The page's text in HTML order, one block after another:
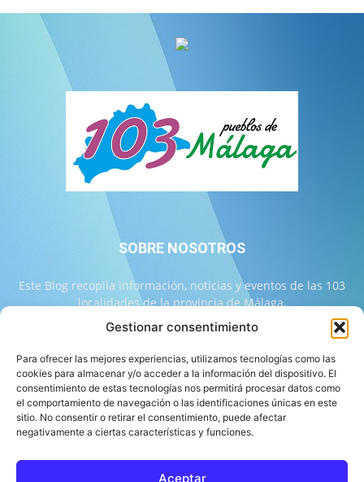
Gestionar consentimiento
Para ofrecer las mejores experiencias, utilizamos tecnologías como las
cookies para almacenar y/o acceder a la información del dispositivo. El
consentimiento de estas tecnologías nos permitirá procesar datos como
el comportamiento de navegación o las identificaciones únicas en este
sitio. No consentir o retirar el consentimiento, puede afectar
negativamente a ciertas características y funciones.
Aceptar
SOBRE NOSOTROS
Este Blog recopila información, noticias y eventos de las 103
localidades de la provincia de Málaga.
Contáctanos:info@103malaga.com
SÍGUENOS